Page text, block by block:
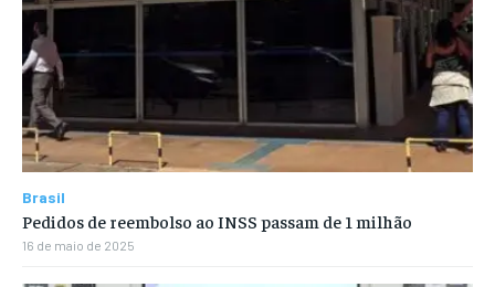
Brasil
Pedidos de reembolso ao INSS passam de 1 milhão
16 de maio de 2025